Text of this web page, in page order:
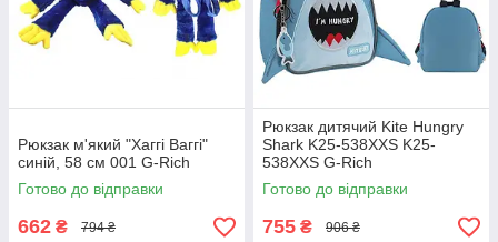
Рюкзак м'який "Хаггі Ваггі"
синій, 58 см 001 G-Rich
Готово до відправки
662 ₴ 794 ₴
Рюкзак дитячий Kite Hungry
Shark K25-538XХS K25-
538XХS G-Rich
Готово до відправки
755 ₴ 906 ₴